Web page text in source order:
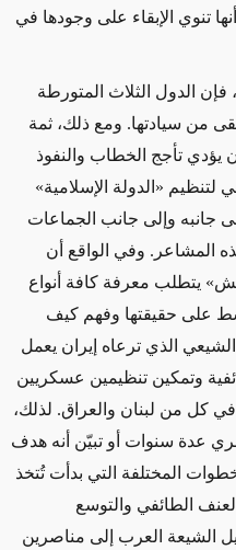
تنوي الإبقاء على وجودها في
الدول الثلاث المتورطة
من سيادتها. ومع ذلك، ثمة
يؤدي تأجج الخطاب والنفوذ
لتنظيم «الدولة الإسلامية»
جانبه وإلى جانب الجماعات
المشاعر. وفي الواقع أن
يتطلب معرفة كافة أنواع
على حقيقتها وفهم كيف
الذي ترعاه إيران يعمل
وتمكين تنظيمين عسكريين
كل من لبنان والعراق. لذلك،
عدة سنوات أو تبيّن أنه هدف
المختلفة التي بدأت تُتخذ
الطائفي والتوسع
الشيعة العرب إلى مناصرين